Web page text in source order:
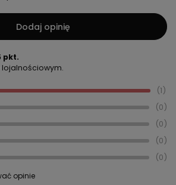
Dodaj opinię
pkt.
1
0
0
0
0
opinie